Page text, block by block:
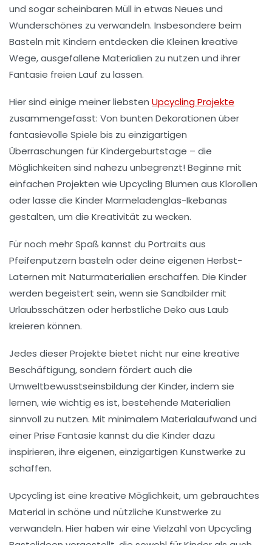
und sogar scheinbaren Müll in etwas Neues und
Wunderschönes zu verwandeln. Insbesondere beim
Basteln mit Kindern entdecken die Kleinen kreative
Wege, ausgefallene Materialien zu nutzen und ihrer
Fantasie freien Lauf zu lassen.
Hier sind einige meiner liebsten Upcycling Projekte
zusammengefasst: Von bunten Dekorationen über
fantasievolle Spiele bis zu einzigartigen
Überraschungen für Kindergeburtstage – die
Möglichkeiten sind nahezu unbegrenzt! Beginne mit
einfachen Projekten wie Upcycling Blumen aus Klorollen
oder lasse die KinderMarmeladenglas-Ikebanas
gestalten, um die Kreativität zu wecken.
Für noch mehr Spaß kannst du Portraits aus
Pfeifenputzern basteln oder deine eigenen Herbst-
Laternen mit Naturmaterialien erschaffen. Die Kinder
werden begeistert sein, wenn sie Sandbildermit
Urlaubsschätzen oderherbstliche Deko aus Laub
kreieren können.
Jedes dieser Projekte bietet nicht nur eine kreative
Beschäftigung, sondern fördert auch die
Umweltbewusstseinsbildung der Kinder, indem sie
lernen, wie wichtig es ist, bestehende Materialien
sinnvoll zu nutzen. Mit minimalem Materialaufwand und
einer Prise Fantasie kannst du die Kinder dazu
inspirieren, ihre eigenen, einzigartigen Kunstwerke zu
schaffen.
Upcycling ist eine kreative Möglichkeit, um gebrauchtes
Material in schöne und nützliche Kunstwerke zu
verwandeln. Hier haben wir eine Vielzahl von Upcycling